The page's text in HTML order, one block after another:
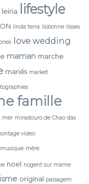
leiria lifestyle
linda terra lisbonne lisses
love wedding
maman marche
mariés market
famille
mer miradouro de Chao das
video
musique mère
noel nogent sur marne
original paisagem